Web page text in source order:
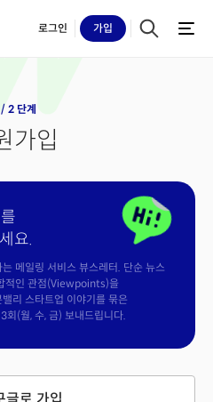
로그인 가입
2 단계
가입
요.
메일링 서비스 뷰스레터. 단순 뉴스
적인 관점(Viewpoints)을
리 스타트업 이야기를 묶은
회(월, 수, 금) 보내드립니다.